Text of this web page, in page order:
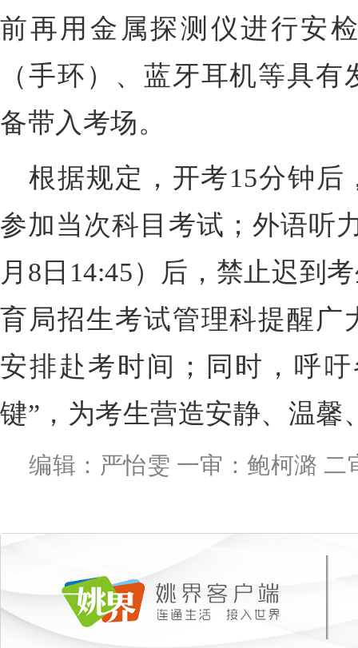
前再用金属探测仪进行安
（手环）、蓝牙耳机等具
备带入考场。
根据规定，开考15分钟
参加当次科目考试；外语听
月8日14:45）后，禁止迟到
育局招生考试管理科提醒广
安排赴考时间；同时，呼
键”，为考生营造安静、温馨
编辑：严怡雯 一审：鲍柯潞 二